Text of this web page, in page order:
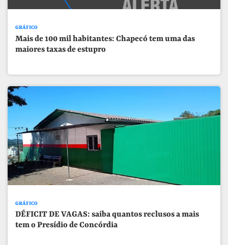
GRÁFICO
Mais de 100 mil habitantes: Chapecó tem uma das
maiores taxas de estupro
GRÁFICO
DÉFICIT DE VAGAS: saiba quantos reclusos a mais
tem o Presídio de Concórdia